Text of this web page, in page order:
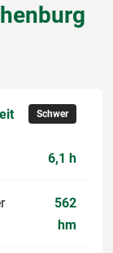
Schwer
6,1 h
562
hm